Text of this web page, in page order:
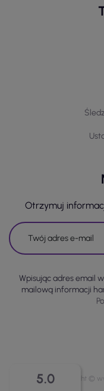
Otrzymuj
Wpisując adres email
mailową informacji
5.0 Copyright ©